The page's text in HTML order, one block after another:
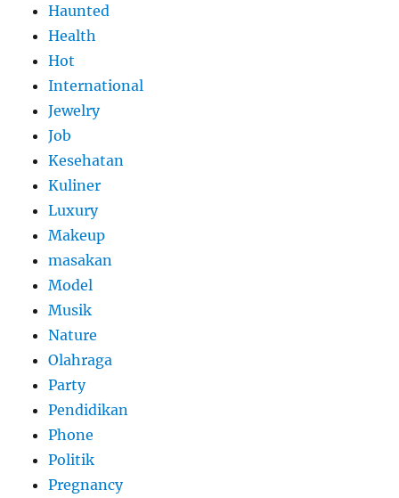
Haunted
Health
Hot
International
Jewelry
Job
Kesehatan
Kuliner
Luxury
Makeup
masakan
Model
Musik
Nature
Olahraga
Party
Pendidikan
Phone
Politik
Pregnancy